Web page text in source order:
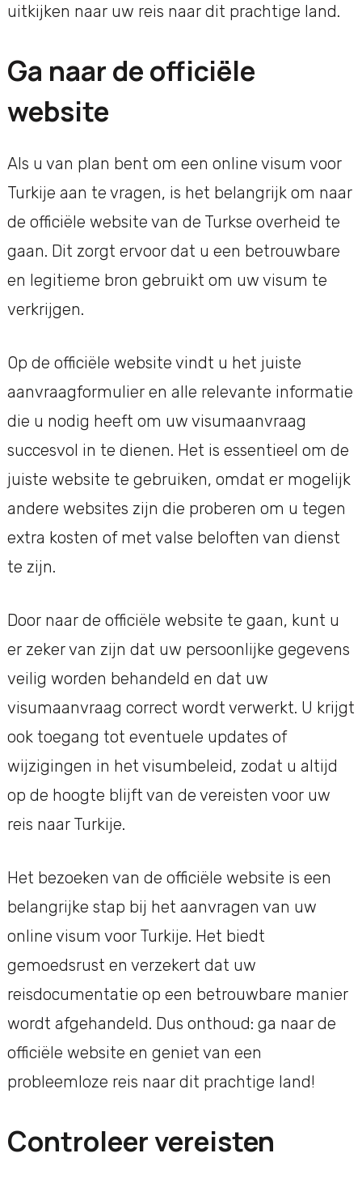
uitkijken naar uw reis naar dit prachtige land.
Ga naar de officiële
website
Als u van plan bent om een online visum voor
Turkije aan te vragen, is het belangrijk om naar
de officiële website van de Turkse overheid te
gaan. Dit zorgt ervoor dat u een betrouwbare
en legitieme bron gebruikt om uw visum te
verkrijgen.
Op de officiële website vindt u het juiste
aanvraagformulier en alle relevante informatie
die u nodig heeft om uw visumaanvraag
succesvol in te dienen. Het is essentieel om de
juiste website te gebruiken, omdat er mogelijk
andere websites zijn die proberen om u tegen
extra kosten of met valse beloften van dienst
te zijn.
Door naar de officiële website te gaan, kunt u
er zeker van zijn dat uw persoonlijke gegevens
veilig worden behandeld en dat uw
visumaanvraag correct wordt verwerkt. U krijgt
ook toegang tot eventuele updates of
wijzigingen in het visumbeleid, zodat u altijd
op de hoogte blijft van de vereisten voor uw
reis naar Turkije.
Het bezoeken van de officiële website is een
belangrijke stap bij het aanvragen van uw
online visum voor Turkije. Het biedt
gemoedsrust en verzekert dat uw
reisdocumentatie op een betrouwbare manier
wordt afgehandeld. Dus onthoud: ga naar de
officiële website en geniet van een
probleemloze reis naar dit prachtige land!
Controleer vereisten